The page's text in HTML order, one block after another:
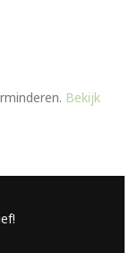
Bekijk